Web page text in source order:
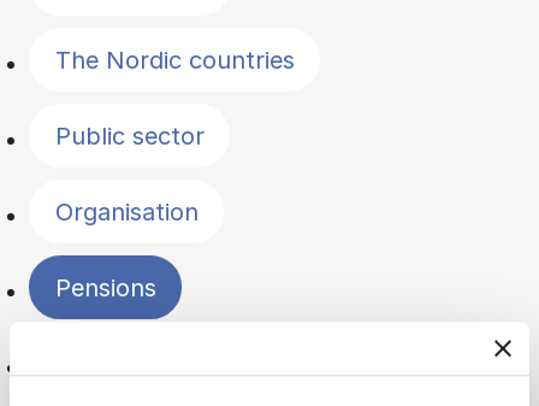
The Nordic countries
Public sector
Organisation
Pensions